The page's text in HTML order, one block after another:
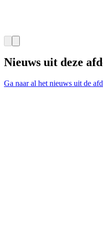
Nieuws uit deze
Ga naar al het nieuws uit de